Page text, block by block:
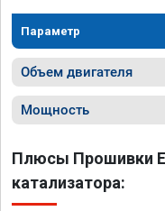
Параметр
Объем двигателя
Мощность
Плюсы Прошивки
катализатора: